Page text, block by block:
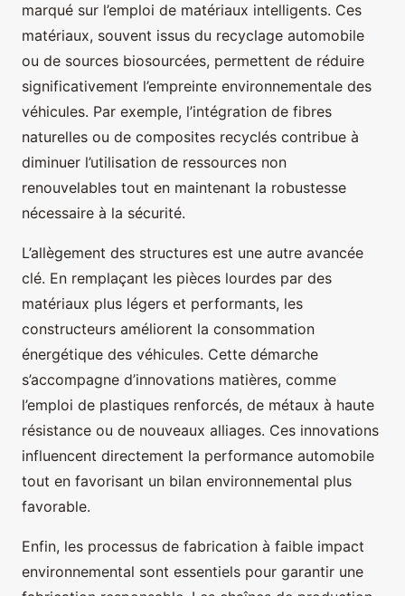
marqué sur l’emploi de matériaux intelligents. Ces
matériaux, souvent issus du recyclage automobile
ou de sources biosourcées, permettent de réduire
significativement l’empreinte environnementale des
véhicules. Par exemple, l’intégration de fibres
naturelles ou de composites recyclés contribue à
diminuer l’utilisation de ressources non
renouvelables tout en maintenant la robustesse
nécessaire à la sécurité.
L’allègement des structures est une autre avancée
clé. En remplaçant les pièces lourdes par des
matériaux plus légers et performants, les
constructeurs améliorent la consommation
énergétique des véhicules. Cette démarche
s’accompagne d’innovations matières, comme
l’emploi de plastiques renforcés, de métaux à haute
résistance ou de nouveaux alliages. Ces innovations
influencent directement la performance automobile
tout en favorisant un bilan environnemental plus
favorable.
Enfin, les processus de fabrication à faible impact
environnemental sont essentiels pour garantir une